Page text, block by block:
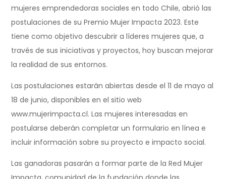
mujeres emprendedoras sociales en todo Chile, abrió las
postulaciones de su Premio Mujer Impacta 2023. Este
tiene como objetivo descubrir a líderes mujeres que, a
través de sus iniciativas y proyectos, hoy buscan mejorar
la realidad de sus entornos.
Las postulaciones estarán abiertas desde el 11 de mayo al
18 de junio, disponibles en el sitio web
www.mujerimpacta.cl. Las mujeres interesadas en
postularse deberán completar un formulario en línea e
incluir información sobre su proyecto e impacto social.
Las ganadoras pasarán a formar parte de la Red Mujer